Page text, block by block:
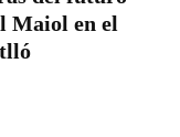
Maiol en el